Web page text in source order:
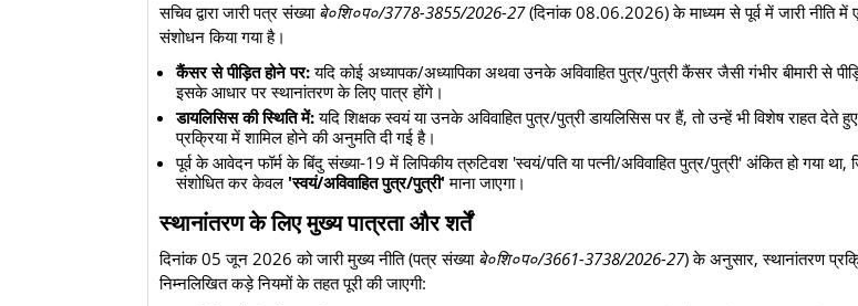
​सचिव द्वारा जारी पत्र संख्या बे०शि०प०/3778-3855/2026-27(दिनांक 08.06.2026) के माध्यम से पूर्व में जारी नीति में
संशोधन किया गया है।
कैंसर से पीड़ित होने पर:यदि कोई अध्यापक/अध्यापिका अथवा उनके अविवाहित पुत्र/पुत्री कैंसर जैसी गंभीर बीमारी से
इसके आधार पर स्थानांतरण के लिए पात्र होंगे।
डायलिसिस की स्थिति में:यदि शिक्षक स्वयं या उनके अविवाहित पुत्र/पुत्री डायलिसिस पर हैं, तो उन्हें भी विशेष राहत देते
प्रक्रिया में शामिल होने की अनुमति दी गई है।
​पूर्व के आवेदन फॉर्म के बिंदु संख्या-19 में लिपिकीय त्रुटिवश 'स्वयं/पति या पत्नी/अविवाहित पुत्र/पुत्री' अंकित हो गया
संशोधित कर केवल 'स्वयं/अविवाहित पुत्र/पुत्री' माना जाएगा।
स्थानांतरण के लिए मुख्य पात्रता और शर्तें
​दिनांक 05 जून 2026 को जारी मुख्य नीति (पत्र संख्या बे०शि०प०/3661-3738/2026-27) के अनुसार, स्थानांतरण
निम्नलिखित कड़े नियमों के तहत पूरी की जाएगी: